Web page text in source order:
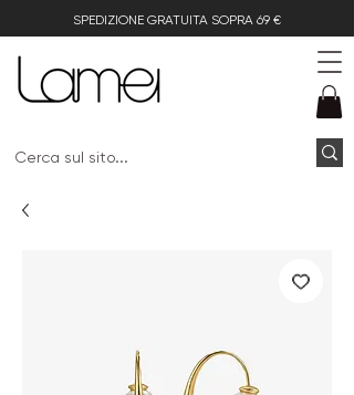
SPEDIZIONE GRATUITA SOPRA 69 €